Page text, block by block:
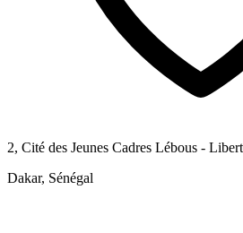
2, Cité des Jeunes Cadres Lébous -
Dakar, Sénégal